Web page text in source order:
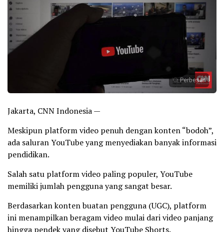
Perbesar
Jakarta, CNN Indonesia —
Meskipun platform video penuh dengan konten “bodoh”,
ada saluran YouTube yang menyediakan banyak informasi
pendidikan.
Salah satu platform video paling populer, YouTube
memiliki jumlah pengguna yang sangat besar.
Berdasarkan konten buatan pengguna (UGC), platform
ini menampilkan beragam video mulai dari video panjang
hingga pendek yang disebut YouTube Shorts.